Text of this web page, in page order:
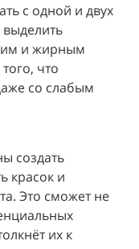
с одной и двух
выделить
и жирным
что
со слабым
создать
красок и
Это сможет не
их к